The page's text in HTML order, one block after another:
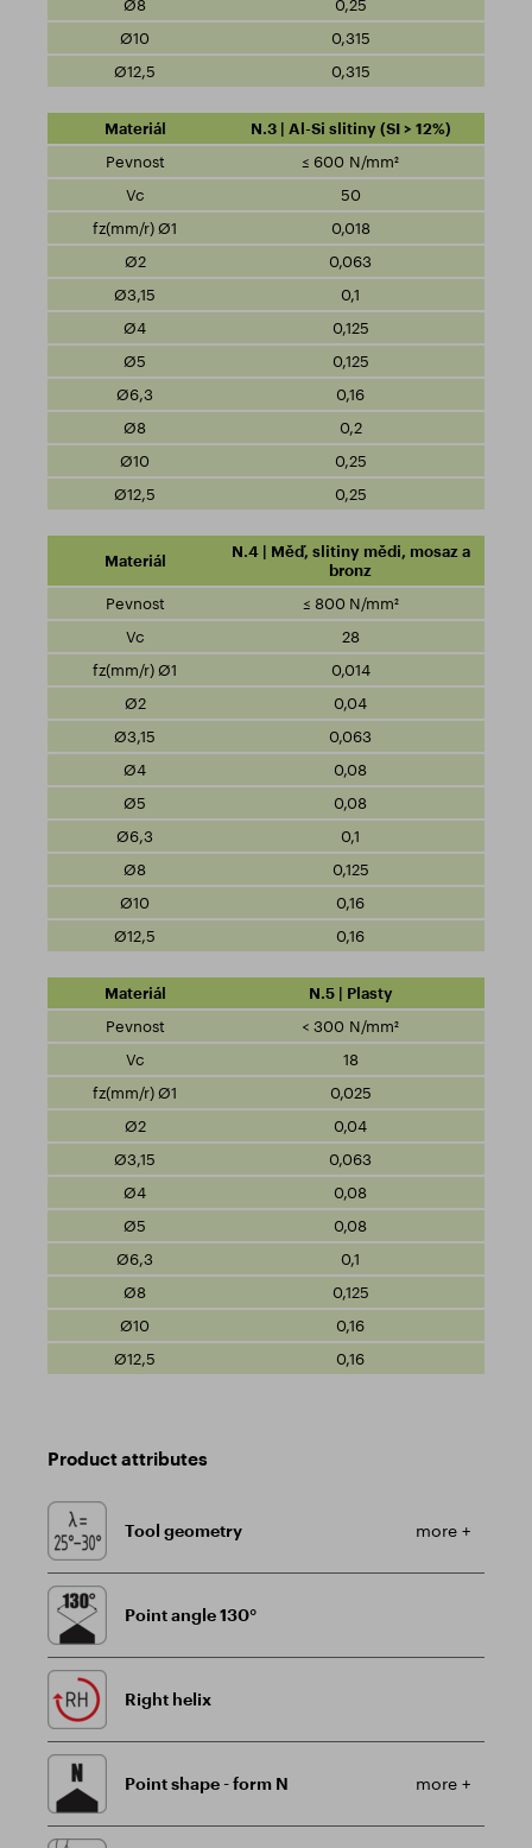
0,25
0,315
0,315
N.3 | Al-Si slitiny (SI > 12%)
≤ 600 N/mm²
50
0,018
0,063
0,1
0,125
0,125
0,16
0,2
0,25
0,25
N.4 | Měď, slitiny mědi, mosaz a
bronz
≤ 800 N/mm²
28
0,014
0,04
0,063
0,08
0,08
0,1
0,125
0,16
0,16
N.5 | Plasty
< 300 N/mm²
18
0,025
0,04
0,063
0,08
0,08
0,1
0,125
0,16
0,16
Product attributes
Tool geometry more +
Point angle 130°
Right helix
Point shape - form N more +